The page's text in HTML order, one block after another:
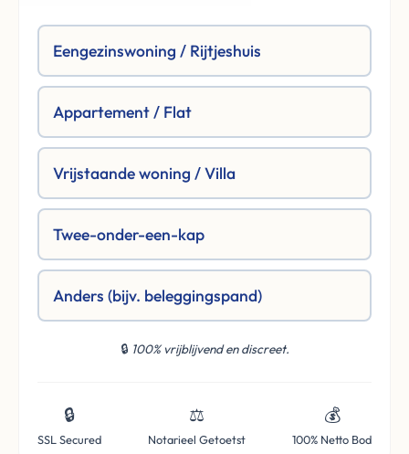
Eengezinswoning / Rijtjeshuis
Appartement / Flat
Vrijstaande woning / Villa
Twee-onder-een-kap
Anders (bijv. beleggingspand)
🔒 100% vrijblijvend en discreet.
🔒
SSL Secured
⚖️
Notarieel Getoetst
💰
100% Netto Bod